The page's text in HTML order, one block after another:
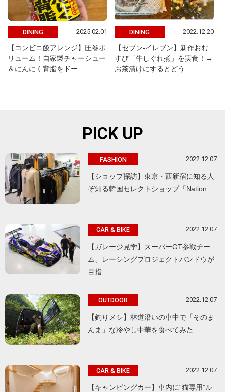
DINING 2025.02.01
【コンビニ飯アレンジ】圧巻ボ
リューム！自家製チャーシュー
＆にんにく背脂をドー…
DINING 2022.12.20
【セブン-イレブン】新作おむ
すび「牛しぐれ煮」を実食！→
お茶漬けにするとどう…
PICK UP
FASHION 2022.12.07
【ショップ探訪】東京・西新宿に知る人
ぞ知る韓国セレクトショップ「Nation…
CAR & BIKE 2022.12.07
【ガレージ見学】スーパーGT参戦チー
ム、レーシングプロジェクトバンドウが
目指…
OUTDOOR 2022.12.07
【釣りメシ】林道沿いの車中で「そのま
んま」な冷やし中華を食べてみた
CAR & BIKE 2022.12.07
【キャンピングカー】車内に“猫専用”ル